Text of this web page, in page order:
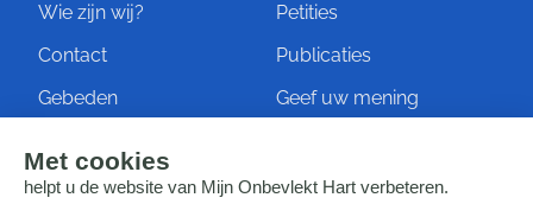
Wie zijn wij?
Contact
Gebeden
Petities
Publicaties
Geef uw mening